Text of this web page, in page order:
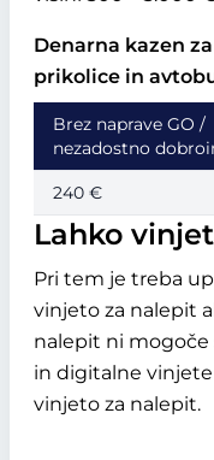
Denarna kazen
prikolice in
Brez naprave GO /
nezadostno
240 €
Lahko
Pri tem je treba
vinjeto za nalepit
nalepit ni
in digitalne
vinjeto za nalepit.